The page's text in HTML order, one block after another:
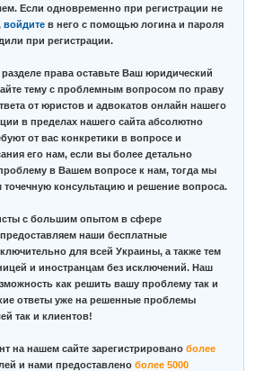
Если одновременно при регистрации не
войдите в него с помощью логина и пароля
при регистрации.
права оставьте Ваш юридический
тему с проблемным вопросом по праву
от юристов и адвокатов онлайн нашего
в пределах нашего сайта абсолютно
от вас конкретики в вопросе и
его нам, если вы более детально
в Вашем вопросе к нам, тогда мы
консультацию и решение вопроса.
с большим опытом в сфере
наши бесплатные
для всей Украины, а также тем
и иностранцам без исключений. Наш
как решить вашу проблему так и
ответы уже на решенные проблемы
так и клиентов!
на нашем сайте зарегистрировано более
и нами предоставлено более 5000